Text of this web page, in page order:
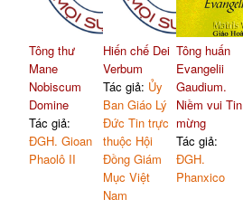
Tông thư
Mane
Nobiscum
Domine
Tác giả:
ĐGH. Gioan
Phaolô II
Hiến chế Dei
Verbum
Tác giả: Ủy
Ban Giáo Lý
Đức Tin trực
thuộc Hội
Đồng Giám
Mục Việt
Nam
Tông huấn
Evangelii
Gaudium.
Niềm vui Tin
mừng
Tác giả:
ĐGH.
Phanxico